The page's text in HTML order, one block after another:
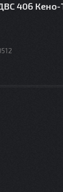
406 Кено-